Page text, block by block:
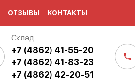
ОТЗЫВЫ КОНТАКТЫ
Склад
+7 (4862) 41-55-20
+7 (4862) 41-83-23
+7 (4862) 42-20-51